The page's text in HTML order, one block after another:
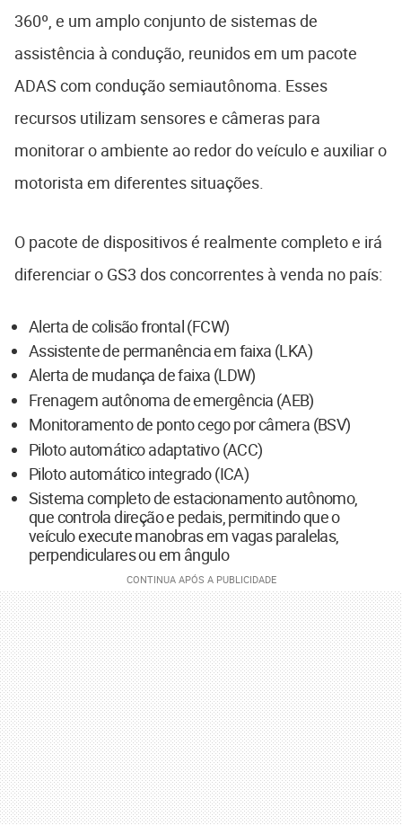
360º, e um amplo conjunto de sistemas de
assistência à condução, reunidos em um pacote
ADAS com condução semiautônoma. Esses
recursos utilizam sensores e câmeras para
monitorar o ambiente ao redor do veículo e auxiliar o
motorista em diferentes situações.
O pacote de dispositivos é realmente completo e irá
diferenciar o GS3 dos concorrentes à venda no país:
Alerta de colisão frontal (FCW)
Assistente de permanência em faixa (LKA)
Alerta de mudança de faixa (LDW)
Frenagem autônoma de emergência (AEB)
Monitoramento de ponto cego por câmera (BSV)
Piloto automático adaptativo (ACC)
Piloto automático integrado (ICA)
Sistema completo de estacionamento autônomo,
que controla direção e pedais, permitindo que o
veículo execute manobras em vagas paralelas,
perpendiculares ou em ângulo